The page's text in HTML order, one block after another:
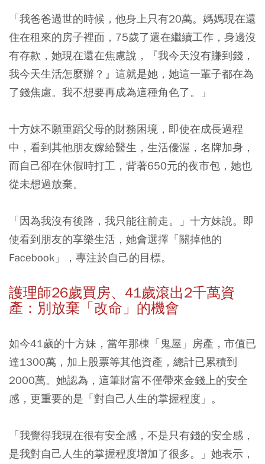
「我爸爸過世的時候，他身上只有20萬。媽媽現在還
住在租來的房子裡面，75歲了還在繼續工作，身邊沒
有存款，她現在還在焦慮說，『我今天沒有賺到錢，
我今天生活怎麼辦？』這就是她，她這一輩子都在為
了錢焦慮。我不想要再成為這種角色了。」
十方妹不願重蹈父母的財務困境，即使在成長過程
中，看到其他朋友嫁給醫生，生活優渥，名牌加身，
而自己卻在休假時打工，背著650元的夜市包，她也
從未想過放棄。
「因為我沒有後路，我只能往前走。」十方妹說。即
使看到朋友的享樂生活，她會選擇「關掉他的
Facebook」，專注於自己的目標。
護理師26歲買房、41歲滾出2千萬資
產： 別放棄「改命」的機會
如今41歲的十方妹，當年那棟「鬼屋」房產，市值已
達1300萬，加上股票等其他資產，總計已累積到
2000萬。她認為，這筆財富不僅帶來金錢上的安全
感，更重要的是「對自己人生的掌握程度」。
「我覺得我現在很有安全感，不是只有錢的安全感，
是我對自己人生的掌握程度增加了很多。」她表示，